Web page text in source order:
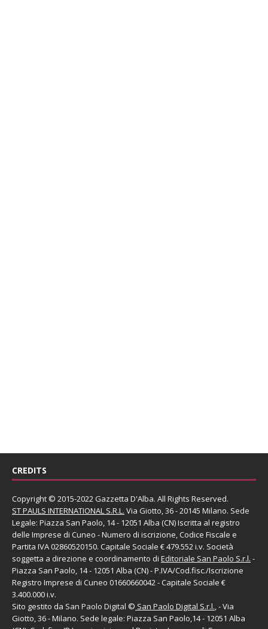
CREDITS
Copyright © 2015-2022 Gazzetta D'Alba. All Rights Reserved.
ST PAULS INTERNATIONAL S.R.L. Via Giotto, 36 - 20145 Milano. Sede
Legale: Piazza San Paolo, 14 - 12051 Alba (CN) Iscritta al registro
delle Imprese di Cuneo - Numero di iscrizione, Codice Fiscale e
Partita IVA 02860520150. Capitale Sociale € 479.552 i.v. Società
soggetta a direzione e coordinamento di Editoriale San Paolo S.r.l. -
Piazza San Paolo, 14 - 12051 Alba (CN) - P.IVA/Cod.fisc./Iscrizione
Registro Imprese di Cuneo 01660660042 - Capitale Sociale €
3.400.000 i.v.
Sito gestito da San Paolo Digital © San Paolo Digital S.r.l., - Via
Giotto, 36 - Milano. Sede legale: Piazza San Paolo,14 - 12051 Alba